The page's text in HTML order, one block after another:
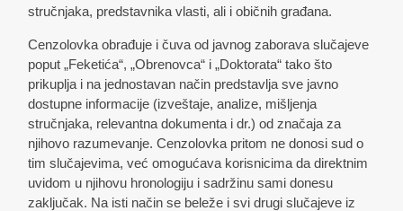
stručnjaka, predstavnika vlasti, ali i običnih građana.
Cenzolovka obrađuje i čuva od javnog zaborava slučajeve
poput „Feketića“, „Obrenovca“ i „Doktorata“ tako što
prikuplja i na jednostavan način predstavlja sve javno
dostupne informacije (izveštaje, analize, mišljenja
stručnjaka, relevantna dokumenta i dr.) od značaja za
njihovo razumevanje. Cenzolovka pritom ne donosi sud o
tim slučajevima, već omogućava korisnicima da direktnim
uvidom u njihovu hronologiju i sadržinu sami donesu
zaključak. Na isti način se beleže i svi drugi slučajeve iz